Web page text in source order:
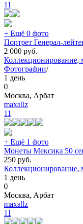
11
+ Ещё 0 фото
Портрет Генерал-
2 000 руб.
Коллекционирование,
Фотографии/
1 день
0
Москва, Арбат
maxallz
11
+ Ещё 1 фото
Монеты Мексика 50
250 руб.
Коллекционирование,
1 день
0
Москва, Арбат
maxallz
11